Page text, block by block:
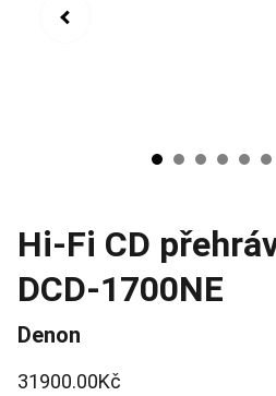
Hi-Fi CD
DCD-1700NE
Denon
31900.00Kč